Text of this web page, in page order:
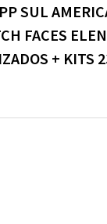
SUL
FACES
+ KITS